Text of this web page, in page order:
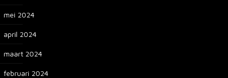
mei 2024
april 2024
maart 2024
februari 2024